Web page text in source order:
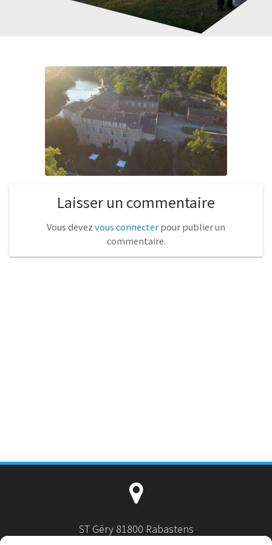
Laisser un commentaire
Vous devez vous connecter pour publier un
commentaire.
ST Géry 81800 Rabastens